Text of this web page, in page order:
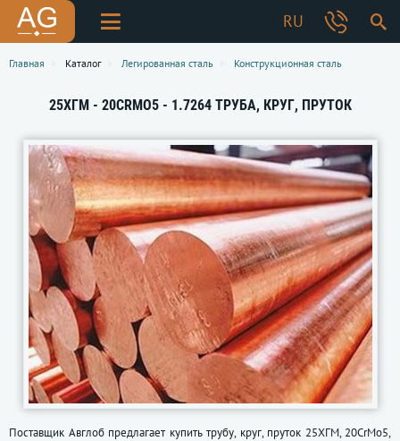
RU
Главная Каталог Легированная сталь Конструкционная сталь
25ХГМ - 20CRMO5 - 1.7264 ТРУБА, КРУГ, ПРУТОК
Поставщик Авглоб предлагает купить трубу, круг, пруток 25ХГМ, 20CrMo5,